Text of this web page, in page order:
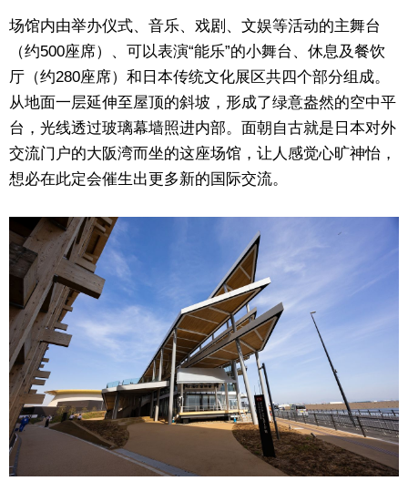
东京
编辑部通知
场馆内由举办仪式、音乐、戏剧、文娱等活动的主舞台
（约500座席）、可以表演“能乐”的小舞台、休息及餐饮
厅（约280座席）和日本传统文化展区共四个部分组成。
从地面一层延伸至屋顶的斜坡，形成了绿意盎然的空中平
台，光线透过玻璃幕墙照进内部。面朝自古就是日本对外
交流门户的大阪湾而坐的这座场馆，让人感觉心旷神怡，
想必在此定会催生出更多新的国际交流。